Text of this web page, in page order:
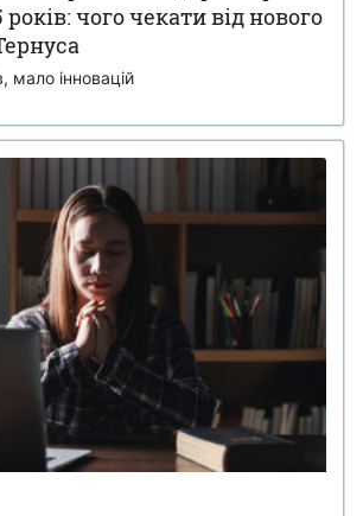
чого чекати від нового
мало інновацій